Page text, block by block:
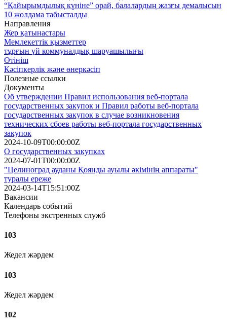
“Қайырымдылық күніне” орай, балалардың жазғы демалысын
10 жолдама табысталды
Направления
Жер қатынастары
Мемлекеттік қызметтер
тұрғын үй коммуналдық шаруашылығы
Өтініш
Кәсіпкерлік және өнеркәсіп
Полезные ссылки
Документы
Об утверждении Правил использования веб-портала
государственных закупок и Правил работы веб-портала
государственных закупок в случае возникновения
технических сбоев работы веб-портала государственных
закупок
2024-10-09T00:00:00Z
О государственных закупках
2024-07-01T00:00:00Z
"Целиноград ауданы Қоянды ауылы әкімінің аппараты"
туралы ереже
2024-03-14T15:51:00Z
Вакансии
Календарь событий
Телефоны экстренных служб
103
Жедел жәрдем
103
Жедел жәрдем
102